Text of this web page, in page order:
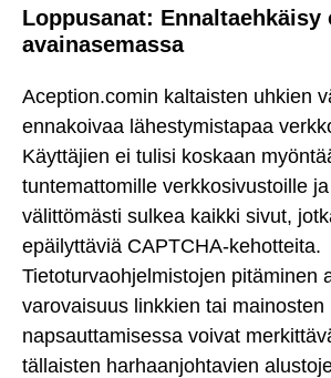
Loppusanat: Ennaltaehkäisy
avainasemassa
Aception.comin kaltaisten uhkien
ennakoivaa lähestymistapaa
Käyttäjien ei tulisi koskaan
tuntemattomille verkkosivustoille
välittömästi sulkea kaikki sivut,
epäilyttäviä CAPTCHA-kehotteita.
Tietoturvaohjelmistojen pitäminen
varovaisuus linkkien tai mainosten
napsauttamisessa voivat
tällaisten harhaanjohtavien